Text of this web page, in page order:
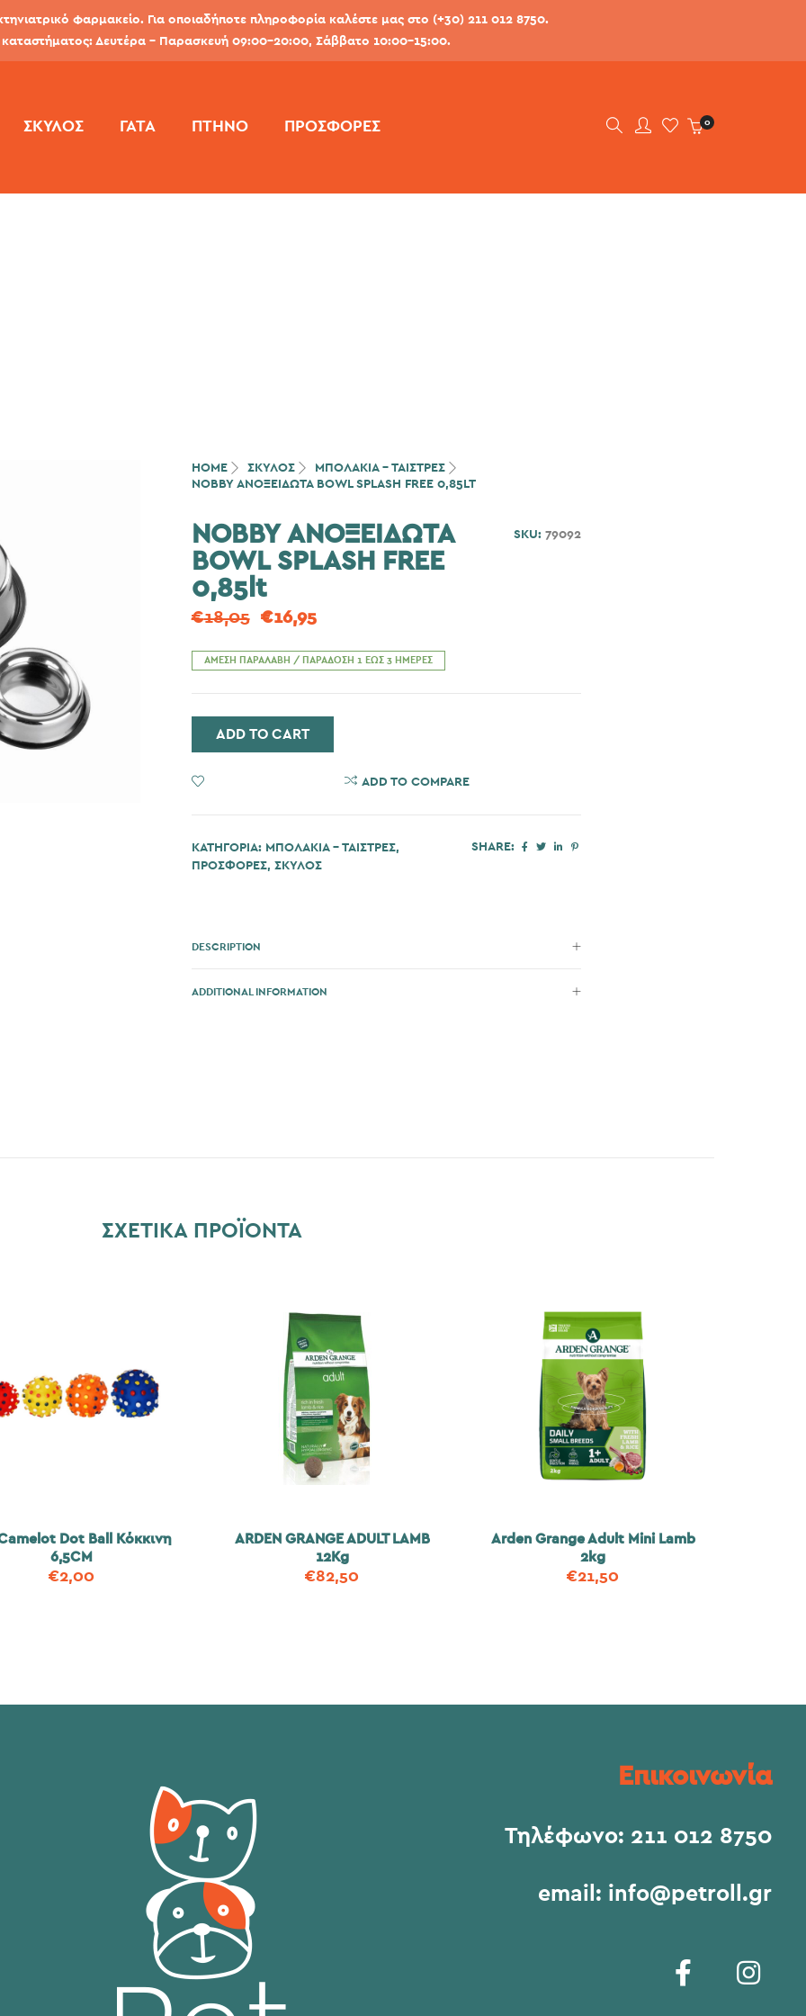
φαρμακείο. Για οποιαδήποτε πληροφορία καλέστε μας στο (+30) 211 012 8750.
Δευτέρα - Παρασκευή 09:00-20:00, Σάββατο 10:00-15:00.
ΣΚΎΛΟΣ ΓΆΤΑ ΠΤΗΝΌ ΠΡΟΣΦΟΡΕΣ 0
HOME ΣΚΎΛΟΣ
ΜΠΟΛΑΚΙΑ - ΤΑΙΣΤΡΕΣ
NOBBY ΑΝΟΞΕΙΔΩΤΑ BOWL SPLASH FREE 0,85LT
NOBBY ΑΝΟΞΕΙΔΩΤΑ
BOWL SPLASH FREE
0,85lt
€18,05 €16,95
SKU: 79092
ΆΜΕΣΗ ΠΑΡΑΛΑΒΉ / ΠΑΡΆΔΟΣΗ 1 ΈΩΣ 3 ΗΜΈΡΕΣ
ADD TO CART
ADD TO COMPARE
ΚΑΤΗΓΟΡΊΑ: ΜΠΟΛΑΚΙΑ - ΤΑΙΣΤΡΕΣ,
ΠΡΟΣΦΟΡΈΣ, ΣΚΎΛΟΣ
SHARE:
DESCRIPTION
ADDITIONAL INFORMATION
ΣΧΕΤΙΚΆ ΠΡΟΪΌΝΤΑ
Dot Ball Κόκκινη
6,5CM
€2,00
ARDEN GRANGE ADULT LAMB
12Kg
€82,50
Arden Grange Adult Mini Lamb
2kg
€21,50
Επικοινωνία
Τηλέφωνο: 211 012 8750
email: info@petroll.gr